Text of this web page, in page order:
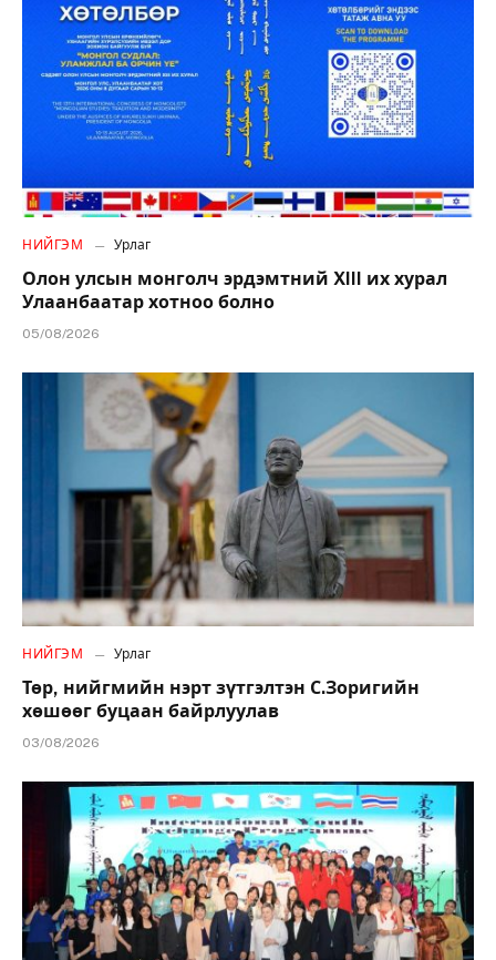
НИЙГЭМ Урлаг
Олон улсын монголч эрдэмтний XIII их хурал
Улаанбаатар хотноо болно
05/08/2026
НИЙГЭМ Урлаг
Төр, нийгмийн нэрт зүтгэлтэн С.Зоригийн
хөшөөг буцаан байрлуулав
03/08/2026